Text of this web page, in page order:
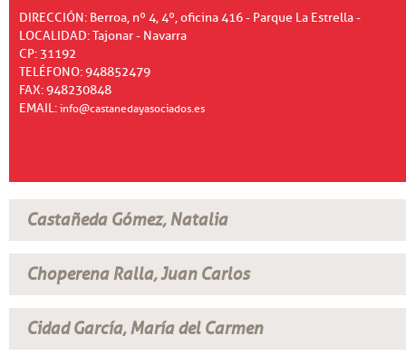
DIRECCIÓN: Berroa, nº 4, 4º, oficina 416 - Parque La Estrella -
LOCALIDAD: Tajonar - Navarra
CP: 31192
TELÉFONO: 948852479
FAX: 948230848
EMAIL:info@castanedayasociados.es
Castañeda Gómez, Natalia
Choperena Ralla, Juan Carlos
Cidad García, María del Carmen